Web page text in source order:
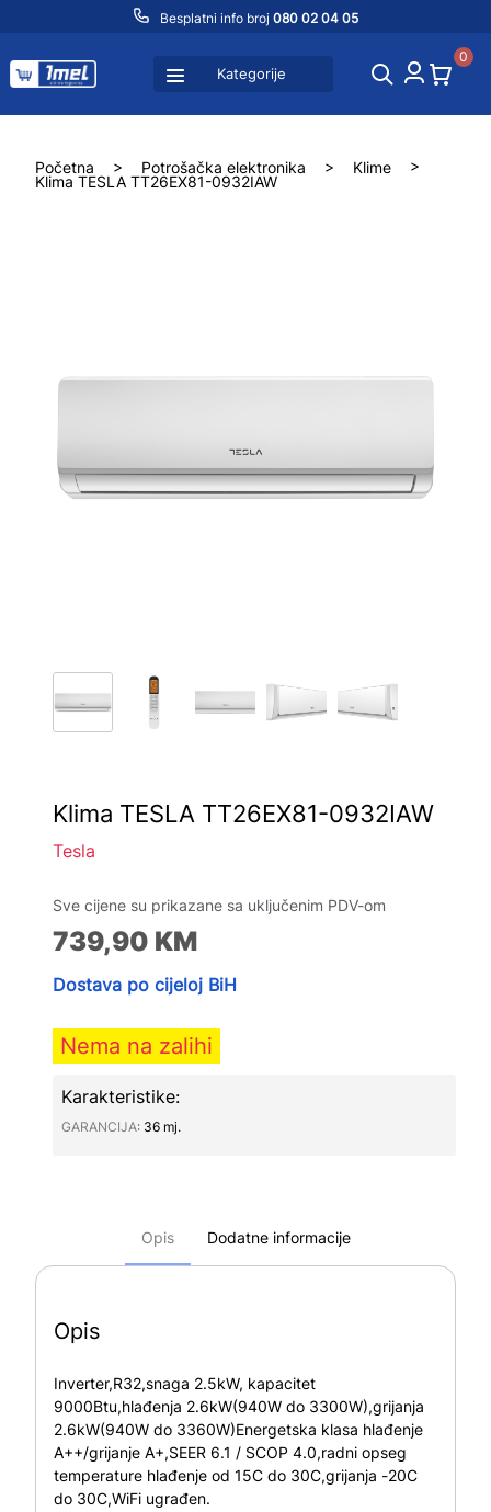
Besplatni info broj 080 02 04 05
Kategorije
0
Početna > Potrošačka elektronika > Klime
>
Klima TESLA TT26EX81-0932IAW
Klima TESLA TT26EX81-0932IAW
Tesla
Sve cijene su prikazane sa uključenim PDV-om
739,90 KM
Dostava po cijeloj BiH
Nema na zalihi
Karakteristike:
GARANCIJA∶ 36 mj.
Opis Dodatne informacije
Opis
Inverter,R32,snaga 2.5kW, kapacitet
9000Btu,hlađenja 2.6kW(940W do 3300W),grijanja
2.6kW(940W do 3360W)Energetska klasa hlađenje
A++/grijanje A+,SEER 6.1 / SCOP 4.0,radni opseg
temperature hlađenje od 15C do 30C,grijanja -20C
do 30C,WiFi ugrađen.